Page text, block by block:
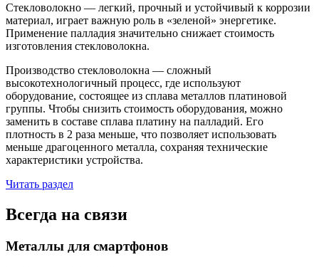
Стекловолокно — легкий, прочный и устойчивый к коррозии
материал, играет важную роль в «зеленой» энергетике.
Применение палладия значительно снижает стоимость
изготовления стекловолокна.
Производство стекловолокна — сложный
высокотехнологичный процесс, где используют
оборудование, состоящее из сплава металлов платиновой
группы. Чтобы снизить стоимость оборудования, можно
заменить в составе сплава платину на палладий. Его
плотность в 2 раза меньше, что позволяет использовать
меньше драгоценного металла, сохраняя технические
характеристики устройства.
Читать раздел
Всегда на связи
Металлы для смартфонов